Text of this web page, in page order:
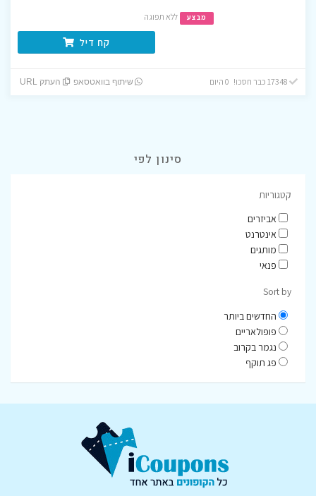
מבצע ללא תפוגה
קח דיל
17348 כבר חסכו! 0 היום שיתוף בוואטסאפ העתק URL
סינון לפי
קטגוריות
אביזרים
אינטרנט
מותגים
פנאי
Sort by
החדשים ביותר
פופולאריים
נגמר בקרוב
פג תוקף